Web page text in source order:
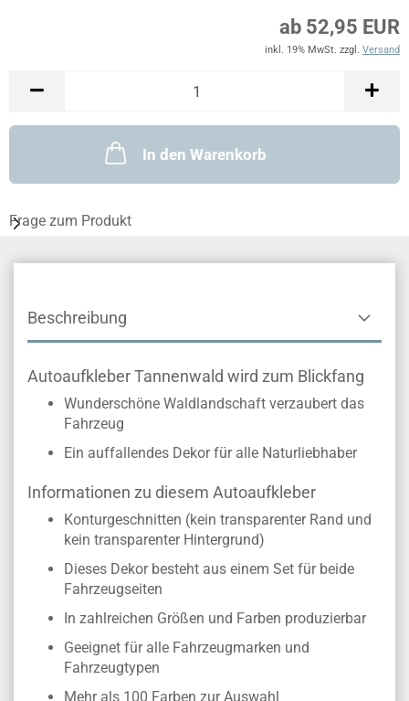
ab 52,95 EUR
inkl. 19% MwSt. zzgl. Versand
In den Warenkorb
Frage zum Produkt
Beschreibung
Autoaufkleber Tannenwald wird zum Blickfang
Wunderschöne Waldlandschaft verzaubert das
Fahrzeug
Ein auffallendes Dekor für alle Naturliebhaber
Informationen zu diesem Autoaufkleber
Konturgeschnitten (kein transparenter Rand und
kein transparenter Hintergrund)
Dieses Dekor besteht aus einem Set für beide
Fahrzeugseiten
In zahlreichen Größen und Farben produzierbar
Geeignet für alle Fahrzeugmarken und
Fahrzeugtypen
Mehr als 100 Farben zur Auswahl